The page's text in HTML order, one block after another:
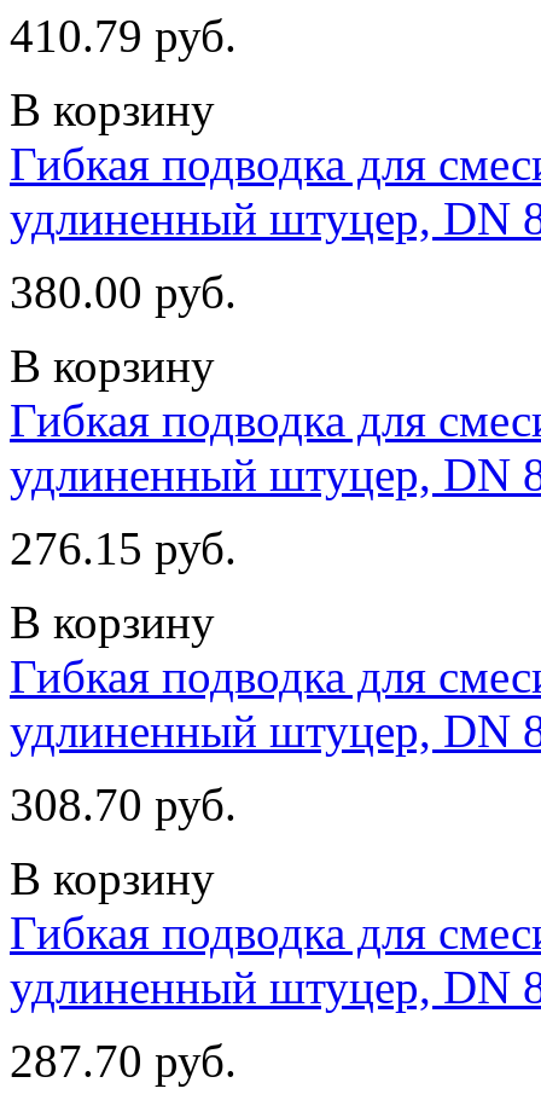
410.79 руб.
В корзину
Гибкая подводка для
удлиненный штуцер, DN
380.00 руб.
В корзину
Гибкая подводка для
удлиненный штуцер, DN
276.15 руб.
В корзину
Гибкая подводка для
удлиненный штуцер, DN
308.70 руб.
В корзину
Гибкая подводка для
удлиненный штуцер, DN
287.70 руб.